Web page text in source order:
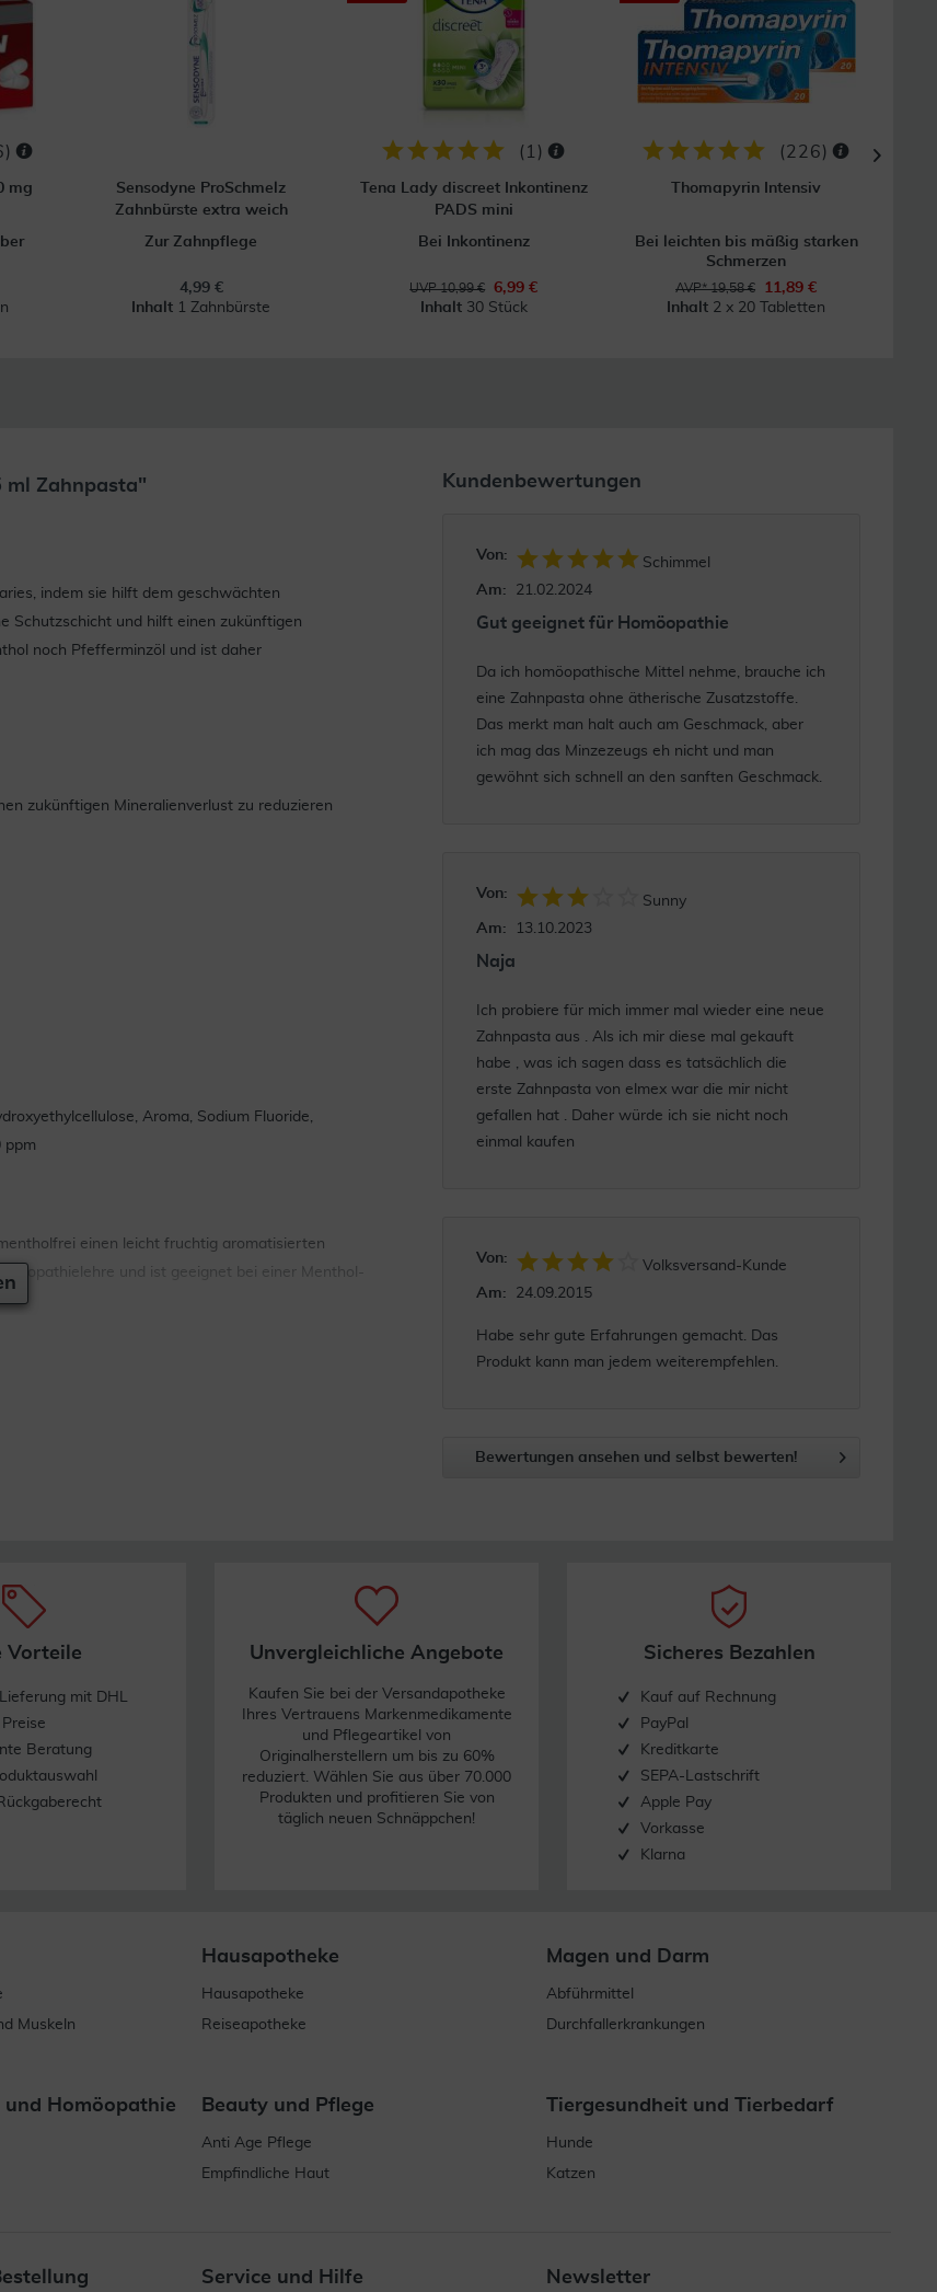
)
mg
Sensodyne ProSchmelz
Zahnbürste extra weich
Zur Zahnpflege
4,99 €
Inhalt 1 Zahnbürste
( 1 )
Tena Lady discreet Inkontinenz
PADS mini
Bei Inkontinenz
UVP 10,99 €
6,99 €
Inhalt 30 Stück
(226)
Thomapyrin Intensiv
Bei leichten bis mäßig starken
Schmerzen
AVP* 19,58 €
11,89 €
Inhalt 2 x 20 Tabletten
ml Zahnpasta"
indem sie hilft dem geschwächten
Schutzschicht und hilft einen zukünftigen
noch Pfefferminzöl und ist daher
zukünftigen Mineralienverlust zu reduzieren
Aroma, Sodium Fluoride,
ppm
einen leicht fruchtig aromatisierten
und ist geeignet bei einer Menthol-
Kundenbewertungen
Von:
Schimmel
Am:
21.02.2024
Gut geeignet für Homöopathie
Da ich homöopathische Mittel nehme, brauche ich
eine Zahnpasta ohne ätherische Zusatzstoffe.
Das merkt man halt auch am Geschmack, aber
ich mag das Minzezeugs eh nicht und man
gewöhnt sich schnell an den sanften Geschmack.
Von:
Sunny
Am:
13.10.2023
Naja
Ich probiere für mich immer mal wieder eine neue
Zahnpasta aus . Als ich mir diese mal gekauft
habe , was ich sagen dass es tatsächlich die
erste Zahnpasta von elmex war die mir nicht
gefallen hat . Daher würde ich sie nicht noch
einmal kaufen
Von:
Volksversand-Kunde
Am:
24.09.2015
Habe sehr gute Erfahrungen gemacht. Das
Produkt kann man jedem weiterempfehlen.
Bewertungen ansehen und selbst bewerten!
Vorteile
mit DHL
Beratung
Unvergleichliche Angebote
Kaufen Sie bei der Versandapotheke
Ihres Vertrauens Markenmedikamente
und Pflegeartikel von
Originalherstellern um bis zu 60%
reduziert. Wählen Sie aus über 70.000
Produkten und profitieren Sie von
täglich neuen Schnäppchen!
Sicheres Bezahlen
Kauf auf Rechnung
PayPal
Kreditkarte
SEPA-Lastschrift
Apple Pay
Vorkasse
Klarna
Muskeln
Hausapotheke
Hausapotheke
Reiseapotheke
Magen und Darm
Abführmittel
Durchfallerkrankungen
Homöopathie Beauty und Pflege
Anti Age Pflege
Empfindliche Haut
Tiergesundheit und Tierbedarf
Hunde
Katzen
Service und Hilfe Newsletter